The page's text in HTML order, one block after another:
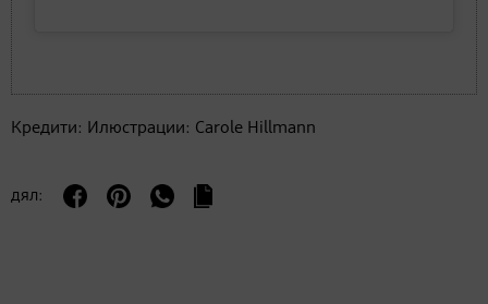
Кредити: Илюстрации: Carole Hillmann
дял: